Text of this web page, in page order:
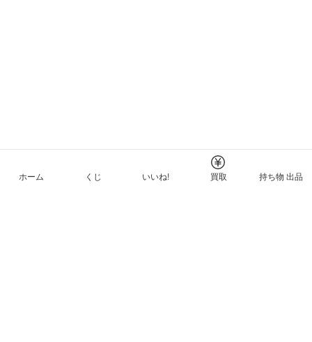
ホーム くじ いいね! 買取 持ち物 出品